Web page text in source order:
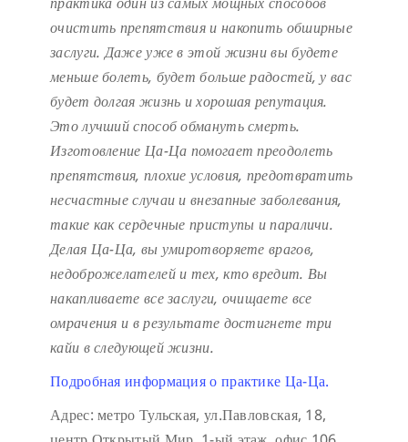
очистить препятствия и накопить обширные
заслуги. Даже уже в этой жизни вы будете
меньше болеть, будет больше радостей, у вас
будет долгая жизнь и хорошая репутация.
Это лучший способ обмануть смерть.
Изготовление Ца-Ца помогает преодолеть
препятствия, плохие условия, предотвратить
несчастные случаи и внезапные заболевания,
такие как сердечные приступы и параличи.
Делая Ца-Ца, вы умиротворяете врагов,
недоброжелателей и тех, кто вредит. Вы
накапливаете все заслуги, очищаете все
омрачения и в результате достигнете три
кайи в следующей жизни.
Подробная информация о практике Ца-Ца.
Адрес: метро Тульская, ул.Павловская, 18,